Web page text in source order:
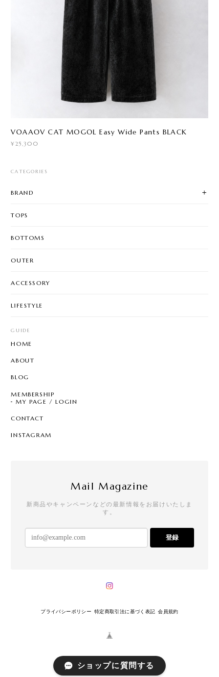
VOAAOV CAT MOGOL Easy Wide Pants BLACK
¥25,300
CATEGORIES
BRAND
TOPS
BOTTOMS
OUTER
ACCESSORY
LIFESTYLE
GUIDE
HOME
ABOUT
BLOG
MEMBERSHIP
MY PAGE / LOGIN
CONTACT
INSTAGRAM
Mail Magazine
新商品やキャンペーンなどの最新情報をお届けいたしま
す。
登録
プライバシーポリシー 特定商取引法に基づく表記 会員規約
ショップに質問する